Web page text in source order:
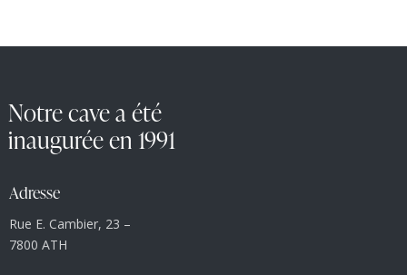
Notre cave a été
inaugurée en 1991
Adresse
Rue E. Cambier, 23 –
7800 ATH